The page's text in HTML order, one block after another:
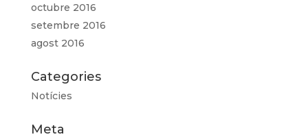
octubre 2016
setembre 2016
agost 2016
Categories
Notícies
Meta